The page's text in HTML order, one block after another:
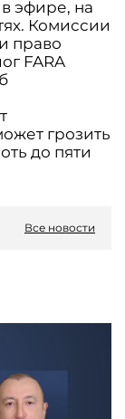
эфире, на
Комиссии
право
FARA
грозить
до пяти
Все новости